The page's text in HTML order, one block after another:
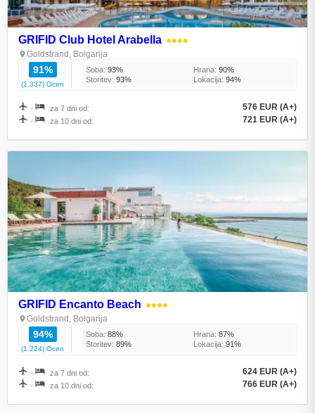
GRIFID Club Hotel Arabella ●●●●
Goldstrand, Bolgarija
91%
(1.337) Ocen
Soba: 93% Hrana: 90%
Storitev: 93% Lokacija: 94%
+ za 7 dni od: 576 EUR (A+)
+ za 10 dni od: 721 EUR (A+)
GRIFID Encanto Beach ●●●●
Goldstrand, Bolgarija
94%
(1.224) Ocen
Soba: 88% Hrana: 87%
Storitev: 89% Lokacija: 91%
+ za 7 dni od: 624 EUR (A+)
+ za 10 dni od: 766 EUR (A+)